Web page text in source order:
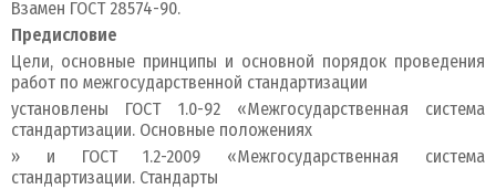
Взамен ГОСТ 28574-90.
Предисловие
Цели, основные принципы и основной порядок проведения
работ по межгосударственной стандартизации
установлены ГОСТ 1.0-92 «Межгосударственная система
стандартизации. Основные положениях
» и ГОСТ 1.2-2009 «Межгосударственная система
стандартизации. Стандарты